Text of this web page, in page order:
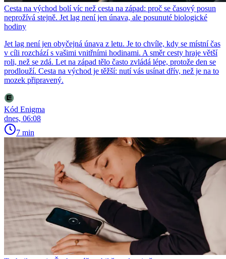
Cesta na východ bolí víc než cesta na západ: proč se časový posun
neprožívá stejně. Jet lag není jen únava, ale posunuté biologické
hodiny
Jet lag není jen obyčejná únava z letu. Je to chvíle, kdy se místní čas
v cíli rozchází s vašimi vnitřními hodinami. A směr cesty hraje větší
roli, než se zdá. Let na západ tělo často zvládá lépe, protože den se
prodlouží. Cesta na východ je těžší: nutí vás usínat dřív, než je na to
mozek připravený.
Kód Enigma
dnes, 06:08
7 min